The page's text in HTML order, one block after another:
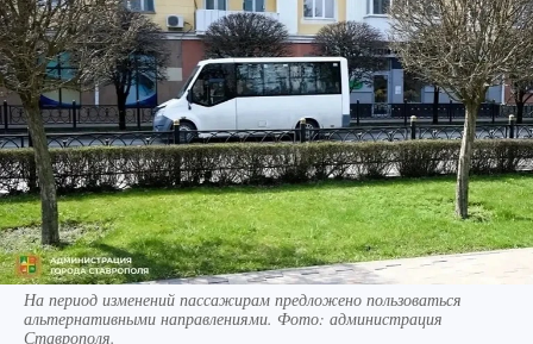
На период изменений пассажирам предложено пользоваться
альтернативными направлениями. Фото: администрация
Ставрополя.